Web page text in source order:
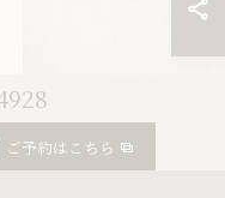
ご予約はこちら
ブピーリングHY ALL RIGHTS